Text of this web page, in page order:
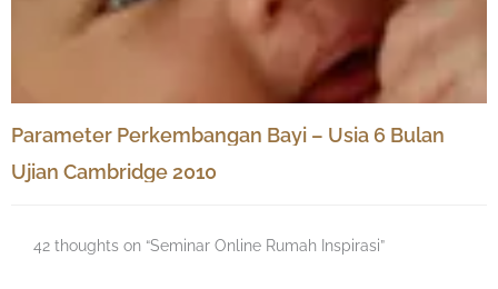
Parameter Perkembangan Bayi – Usia 6 Bulan
Ujian Cambridge 2010
42 thoughts on “Seminar Online Rumah Inspirasi”